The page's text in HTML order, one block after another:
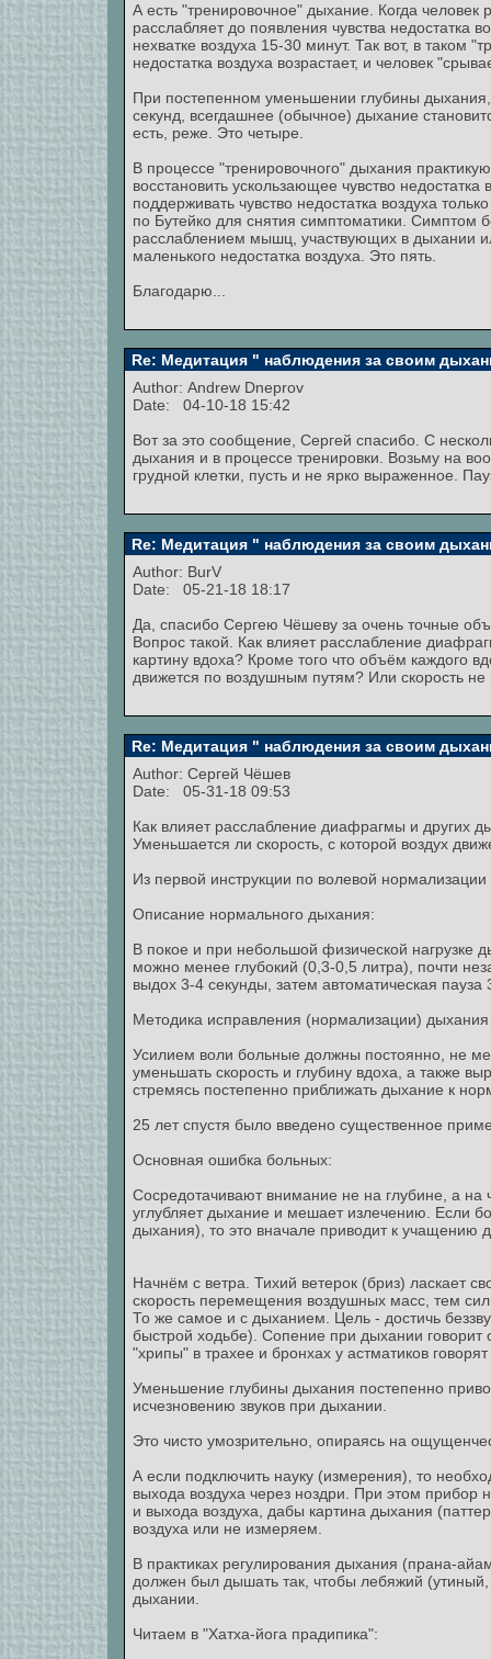
А есть "тренировочное" дыхание. Когда
расслабляет до появления чувства недостатка
нехватке воздуха 15-30 минут. Так вот, в таком
недостатка воздуха возрастает, и человек
При постепенном уменьшении глубины
секунд, всегдашнее (обычное) дыхание
есть, реже. Это четыре.
В процессе "тренировочного" дыхания
восстановить ускользающее чувство
поддерживать чувство недостатка воздуха
по Бутейко для снятия симптоматики. Симптом
расслаблением мышц, участвующих в дыхании
маленького недостатка воздуха. Это пять.
Благодарю...
Re: Медитация " наблюдения за своим
Author: Andrew Dneprov
Date: 04-10-18 15:42
Вот за это сообщение, Сергей спасибо. С
дыхания и в процессе тренировки. Возьму на
грудной клетки, пусть и не ярко выраженное.
Re: Медитация " наблюдения за своим
Author: BurV
Date: 05-21-18 18:17
Да, спасибо Сергею Чёшеву за очень точные
Вопрос такой. Как влияет расслабление
картину вдоха? Кроме того что объём каждого
движется по воздушным путям? Или скорость не
Re: Медитация " наблюдения за своим
Author: Сергей Чёшев
Date: 05-31-18 09:53
Как влияет расслабление диафрагмы и других
Уменьшается ли скорость, с которой воздух
Из первой инструкции по волевой
Описание нормального дыхания:
В покое и при небольшой физической нагрузке
можно менее глубокий (0,3-0,5 литра), почти
выдох 3-4 секунды, затем автоматическая пауза
Методика исправления (нормализации) дыхания
Усилием воли больные должны постоянно, не
уменьшать скорость и глубину вдоха, а также
стремясь постепенно приближать дыхание к
25 лет спустя было введено существенное
Основная ошибка больных:
Сосредотачивают внимание не на глубине, а на
углубляет дыхание и мешает излечению. Если
дыхания), то это вначале приводит к учащению
Начнём с ветра. Тихий ветерок (бриз)
скорость перемещения воздушных масс, тем
То же самое и с дыханием. Цель - достичь
быстрой ходьбе). Сопение при дыхании
"хрипы" в трахее и бронхах у астматиков
Уменьшение глубины дыхания постепенно
исчезновению звуков при дыхании.
Это чисто умозрительно, опираясь на
А если подключить науку (измерения), то
выхода воздуха через ноздри. При этом прибор
и выхода воздуха, дабы картина дыхания
воздуха или не измеряем.
В практиках регулирования дыхания (прана-
должен был дышать так, чтобы лебяжий
дыхании.
Читаем в "Хатха-йога прадипика":